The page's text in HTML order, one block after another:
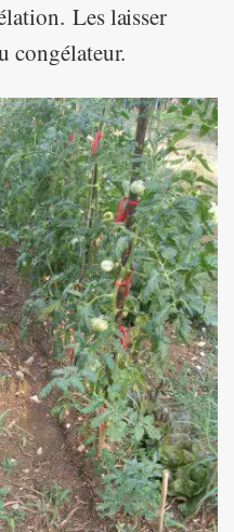
Les laisser
congélateur.